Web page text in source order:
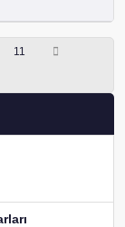
11